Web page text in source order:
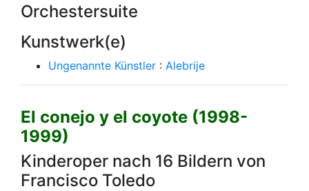
Orchestersuite
Kunstwerk(e)
Ungenannte Künstler : Alebrije
El conejo y el coyote (1998-
1999)
Kinderoper nach 16 Bildern von
Francisco Toledo